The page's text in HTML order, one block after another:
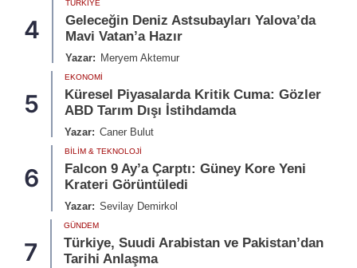
4
TÜRKIYE
Geleceğin Deniz Astsubayları Yalova’da
Mavi Vatan’a Hazır
Yazar: Meryem Aktemur
5
EKONOMI
Küresel Piyasalarda Kritik Cuma: Gözler
ABD Tarım Dışı İstihdamda
Yazar: Caner Bulut
6
BILIM & TEKNOLOJI
Falcon 9 Ay’a Çarptı: Güney Kore Yeni
Krateri Görüntüledi
Yazar: Sevilay Demirkol
7
GÜNDEM
Türkiye, Suudi Arabistan ve Pakistan’dan
Tarihi Anlaşma